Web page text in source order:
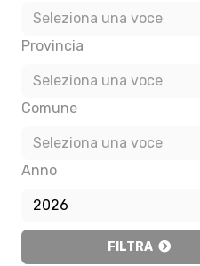
Seleziona una voce
Provincia
Seleziona una voce
Comune
Seleziona una voce
Anno
2026
FILTRA